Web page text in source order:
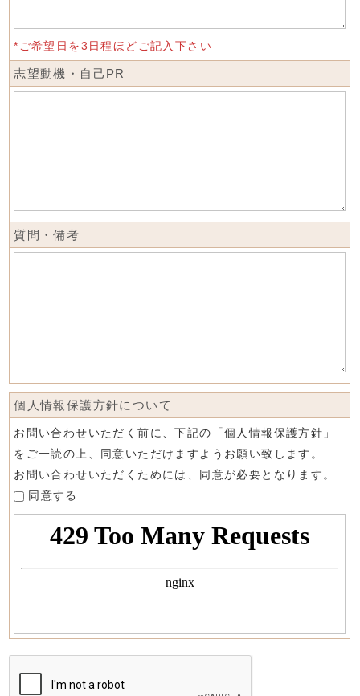
*ご希望日を3日程ほどご記入下さい
志望動機・自己PR
質問・備考
個人情報保護方針について
お問い合わせいただく前に、下記の「個人情報保護方針」
をご一読の上、同意いただけますようお願い致します。
お問い合わせいただくためには、同意が必要となります。
同意する